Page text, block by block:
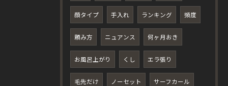
顔タイプ 手入れ ランキング 頻度
頼み方 ニュアンス 何ヶ月おき
お風呂上がり くし エラ張り
毛先だけ ノーセット サーフカール